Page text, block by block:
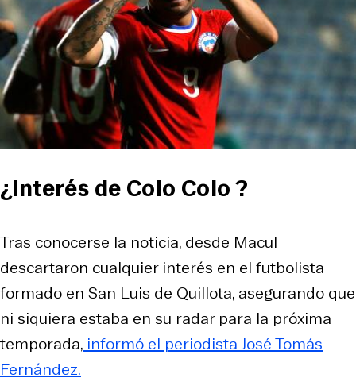
¿Interés de Colo Colo ?
Tras conocerse la noticia, desde Macul
descartaron cualquier interés en el futbolista
formado en San Luis de Quillota, asegurando que
ni siquiera estaba en su radar para la próxima
temporada, informó el periodista José Tomás
Fernández.